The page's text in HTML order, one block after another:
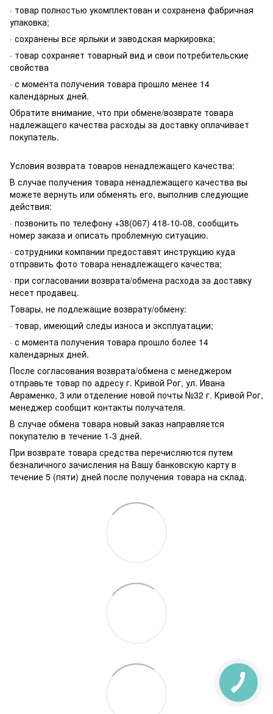
· товар полностью укомплектован и сохранена фабричная
упаковка;
· сохранены все ярлыки и заводская маркировка;
· товар сохраняет товарный вид и свои потребительские
свойства
· с момента получения товара прошло менее 14
календарных дней.
Обратите внимание, что при обмене/возврате товара
надлежащего качества расходы за доставку оплачивает
покупатель.
Условия возврата товаров ненадлежащего качества:
В случае получения товара ненадлежащего качества вы
можете вернуть или обменять его, выполнив следующие
действия:
· позвонить по телефону +38(067) 418-10-08, сообщить
номер заказа и описать проблемную ситуацию.
· сотрудники компании предоставят инструкцию куда
отправить фото товара ненадлежащего качества;
· при согласовании возврата/обмена расхода за доставку
несет продавец.
Товары, не подлежащие возврату/обмену:
· товар, имеющий следы износа и эксплуатации;
· с момента получения товара прошло более 14
календарных дней.
После согласования возврата/обмена с менеджером
отправьте товар по адресу г. Кривой Рог, ул. Ивана
Авраменко, 3 или отделение новой почты №32 г. Кривой Рог,
менеджер сообщит контакты получателя.
В случае обмена товара новый заказ направляется
покупателю в течение 1-3 дней.
При возврате товара средства перечисляются путем
безналичного зачисления на Вашу банковскую карту в
течение 5 (пяти) дней после получения товара на склад.